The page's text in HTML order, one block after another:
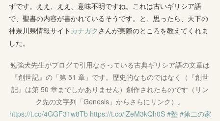
ずです。ええ、ええ、意味不明ですね。これは古いギリシア語
で、聖書の内容が書かれているそうです。と、思ったら、天下の
神奈川県情報サイト カナガク さんが実際のところを教えてくれま
した。
勉強犬先生がブログで引用なさっている古典ギリシア語の文章は
『創世記』の「第 51 章」です。歴史的なものではなく（『創世
記』は第 50 章までしかありません）創作されたものです（リン
ク先の文字列「Genesis」からさらにリンク）。
https://t.co/4GGF31w8Tb https://t.co/lZeM3kQh0S #塾 #第二の家